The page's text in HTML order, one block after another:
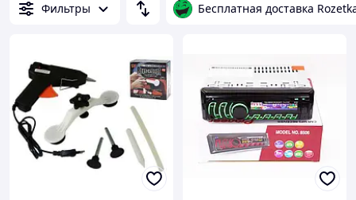
Фильтры Бесплатная доставка